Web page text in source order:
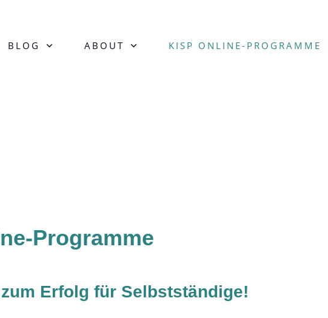
BLOG ABOUT KISP ONLINE-PROGRAMME
Programme
Erfolg für Selbstständige!